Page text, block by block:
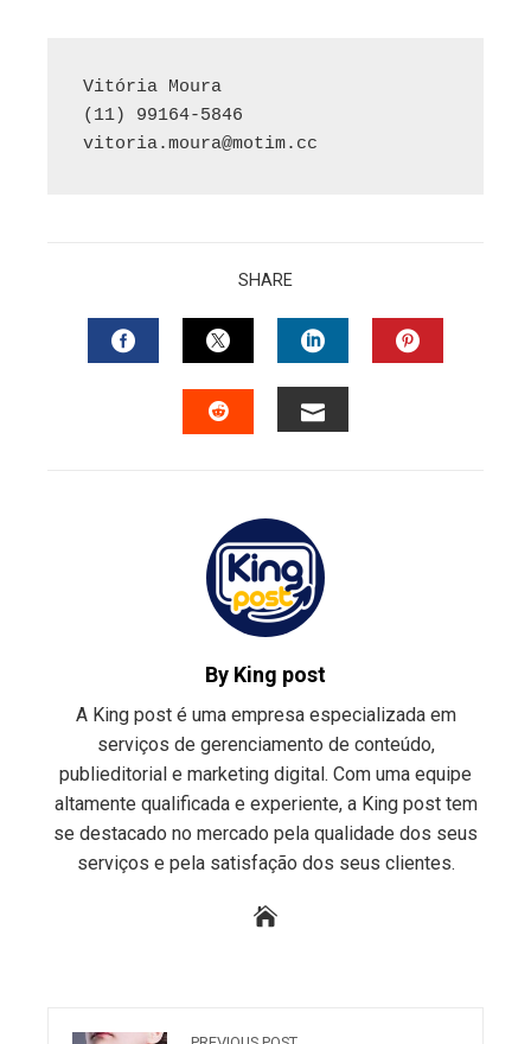
Vitória Moura
vitoria.moura@motim.cc
SHARE
FACEBOOKTWITTERLINKEDIN
By King post
A King post é uma empresa especializada em
serviços de gerenciamento de conteúdo,
publieditorial e marketing digital. Com uma equipe
altamente qualificada e experiente, a King post tem
se destacado no mercado pela qualidade dos seus
serviços e pela satisfação dos seus clientes.